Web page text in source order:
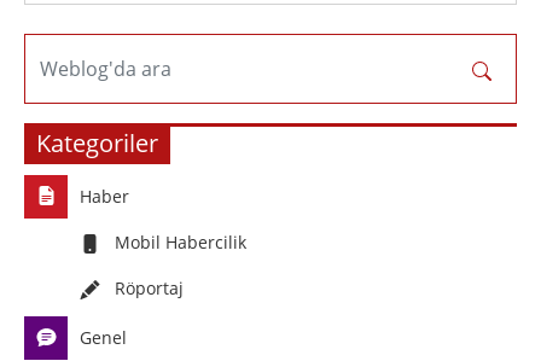
Weblog'da ara
Kategoriler
Haber
Mobil Habercilik
Röportaj
Genel